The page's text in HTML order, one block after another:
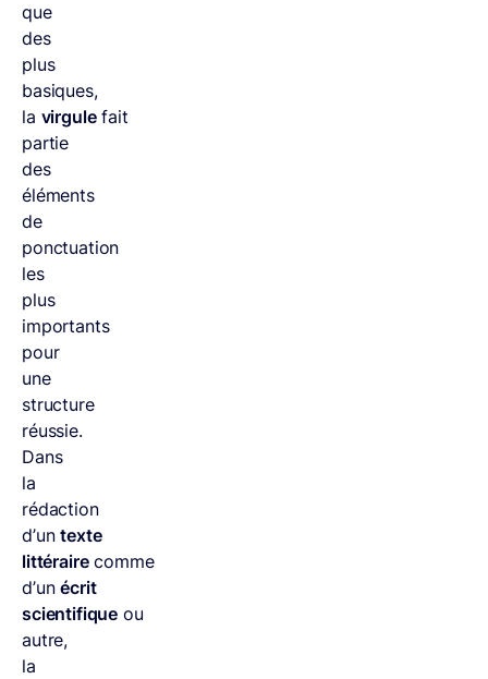
que
des
plus
basiques,
la virgulefait
partie
des
éléments
de
ponctuation
les
plus
importants
pour
une
structure
réussie.
Dans
la
rédaction
d’untexte
littérairecomme
d’unécrit
scientifique ou
autre,
la